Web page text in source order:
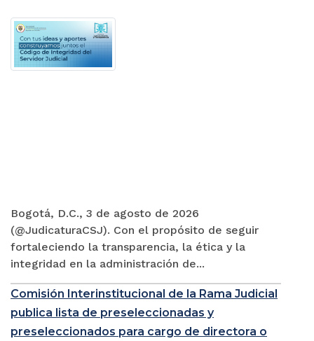
Bogotá, D.C., 3 de agosto de 2026
(@JudicaturaCSJ). Con el propósito de seguir
fortaleciendo la transparencia, la ética y la
integridad en la administración de...
Comisión Interinstitucional de la Rama Judicial
publica lista de preseleccionadas y
preseleccionados para cargo de directora o